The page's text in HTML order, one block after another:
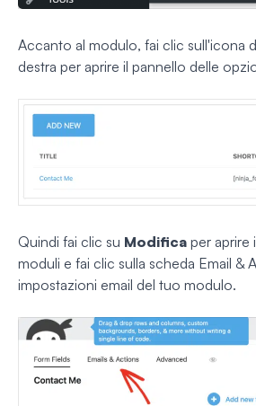
Accanto al modulo, fai clic sull'icona
destra per aprire il pannello delle
Quindi fai clic su Modifica per aprire
moduli e fai clic sulla scheda Email &
impostazioni email del tuo modulo.